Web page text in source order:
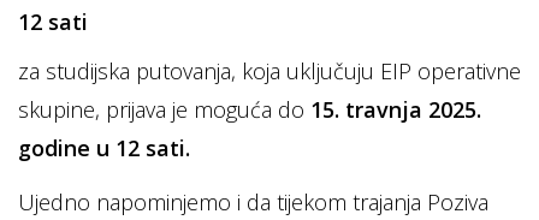
12 sati
za studijska putovanja, koja uključuju EIP operativne
skupine, prijava je moguća do 15. travnja 2025.
godine u 12 sati.
Ujedno napominjemo i da tijekom trajanja Poziva